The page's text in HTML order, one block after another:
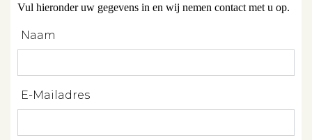
Beleggen
Beheren
Zoeken
Vul hieronder uw gegevens in en wij nemen contact met u op.
Naam
E-Mailadres